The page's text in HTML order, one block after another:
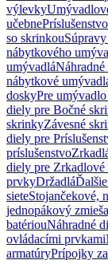
výlevky
učebnePríslušenstvo
so skrinkou
nábytkového
umývadlá
nábytkové
doskyPre
diely pre Bočné
skrinkyZávesné
diely pre
príslušenstvo
diely pre
prvkyDržadlá
sieteStojančekové,
jednopákový
batériouNáhradné
ovládacími prvkami
armatúryPrípojky